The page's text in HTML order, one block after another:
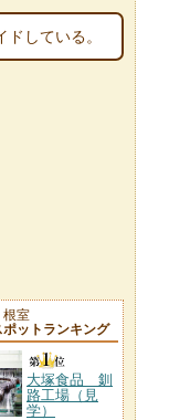
している。
根室
ポットランキング
大塚食品 釧
路工場（見
学）